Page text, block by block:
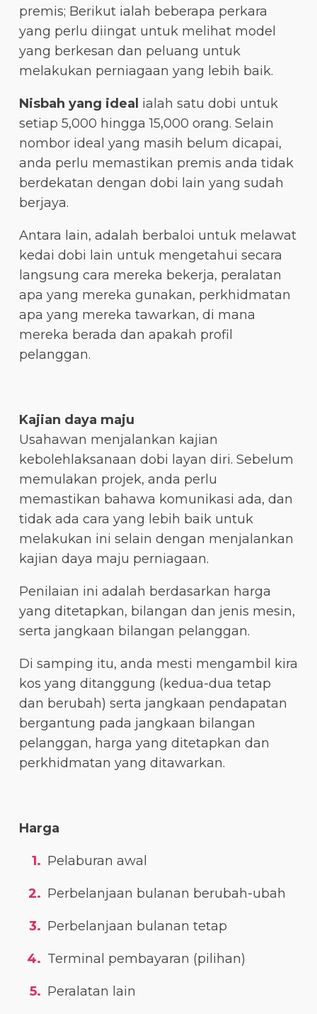
premis; Berikut ialah beberapa perkara
yang perlu diingat untuk melihat model
yang berkesan dan peluang untuk
melakukan perniagaan yang lebih baik.
Nisbah yang ideal ialah satu dobi untuk
setiap 5,000 hingga 15,000 orang. Selain
nombor ideal yang masih belum dicapai,
anda perlu memastikan premis anda tidak
berdekatan dengan dobi lain yang sudah
berjaya.
Antara lain, adalah berbaloi untuk melawat
kedai dobi lain untuk mengetahui secara
langsung cara mereka bekerja, peralatan
apa yang mereka gunakan, perkhidmatan
apa yang mereka tawarkan, di mana
mereka berada dan apakah profil
pelanggan.
Kajian daya maju
Usahawan menjalankan kajian
kebolehlaksanaan dobi layan diri. Sebelum
memulakan projek, anda perlu
memastikan bahawa komunikasi ada, dan
tidak ada cara yang lebih baik untuk
melakukan ini selain dengan menjalankan
kajian daya maju perniagaan.
Penilaian ini adalah berdasarkan harga
yang ditetapkan, bilangan dan jenis mesin,
serta jangkaan bilangan pelanggan.
Di samping itu, anda mesti mengambil kira
kos yang ditanggung (kedua-dua tetap
dan berubah) serta jangkaan pendapatan
bergantung pada jangkaan bilangan
pelanggan, harga yang ditetapkan dan
perkhidmatan yang ditawarkan.
Harga
Pelaburan awal
Perbelanjaan bulanan berubah-ubah
Perbelanjaan bulanan tetap
Terminal pembayaran (pilihan)
Peralatan lain